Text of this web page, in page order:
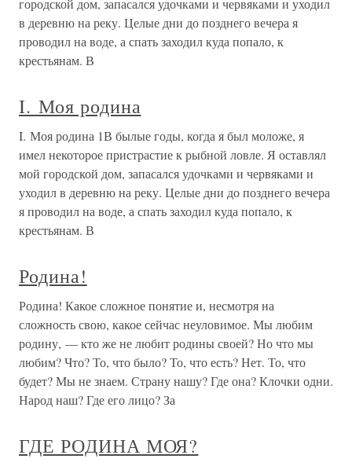
городской дом, запасался удочками и червяками и уходил
в деревню на реку. Целые дни до позднего вечера я
проводил на воде, а спать заходил куда попало, к
крестьянам. В
I. Моя родина
I. Моя родина 1В былые годы, когда я был моложе, я
имел некоторое пристрастие к рыбной ловле. Я оставлял
мой городской дом, запасался удочками и червяками и
уходил в деревню на реку. Целые дни до позднего вечера
я проводил на воде, а спать заходил куда попало, к
крестьянам. В
Родина!
Родина! Какое сложное понятие и, несмотря на
сложность свою, какое сейчас неуловимое. Мы любим
родину, — кто же не любит родины своей? Но что мы
любим? Что? То, что было? То, что есть? Нет. То, что
будет? Мы не знаем. Страну нашу? Где она? Клочки одни.
Народ наш? Где его лицо? За
ГДЕ РОДИНА МОЯ?